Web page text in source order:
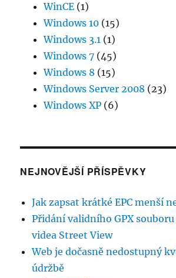
WinCE (1)
Windows 10 (15)
Windows 3.1 (1)
Windows 7 (45)
Windows 8 (15)
Windows Server 2008 (23)
Windows XP (6)
NEJNOVĚJŠÍ PŘÍSPĚVKY
Jak zapsat krátké EPC menší
Přidání validního GPX souboru
videa Street View
Web je dočasně nedostupný
údržbě